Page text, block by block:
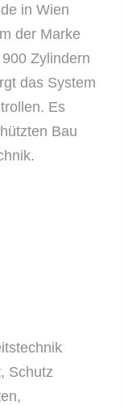
in Wien
der Marke
Zylindern
das System
Es
Bau
Schutz